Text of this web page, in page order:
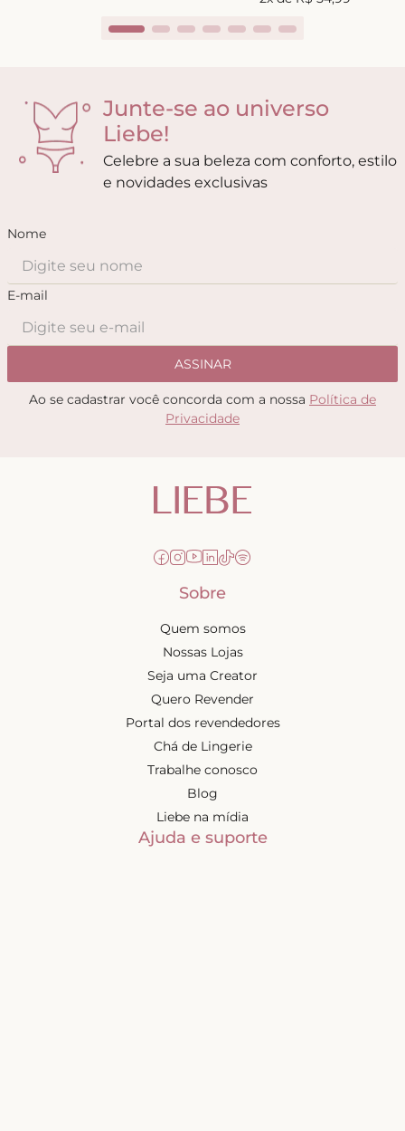
Junte-se ao universo
Liebe!
Celebre a sua beleza com conforto, estilo
e novidades exclusivas
Nome
E-mail
ASSINAR
Ao se cadastrar você concorda com a nossa Política de
Privacidade
Sobre
Quem somos
Nossas Lojas
Seja uma Creator
Quero Revender
Portal dos revendedores
Chá de Lingerie
Trabalhe conosco
Blog
Liebe na mídia
Ajuda e suporte